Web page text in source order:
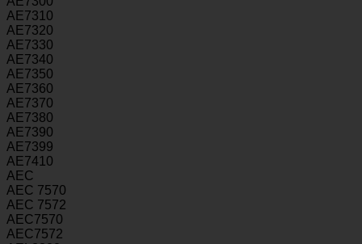
AE7310
AE7320
AE7330
AE7340
AE7350
AE7360
AE7370
AE7380
AE7390
AE7399
AE7410
AEC
AEC 7570
AEC 7572
AEC7570
AEC7572